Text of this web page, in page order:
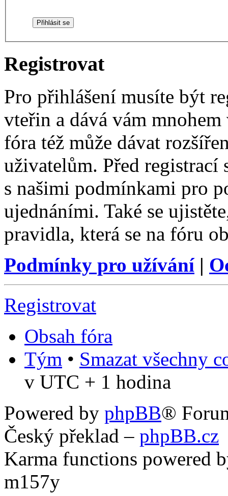
Registrovat
Pro přihlášení musíte být
vteřin a dává vám
fóra též může dávat
uživatelům. Před registrací
s našimi podmínkami pro
ujednáními. Také se
pravidla, která se na fóru
Podmínky pro užívání|
Registrovat
Obsah fóra
Tým • Smazat všechny
v UTC + 1 hodina
Powered by phpBB®
Český překlad – phpBB.cz
Karma functions powered
m157y